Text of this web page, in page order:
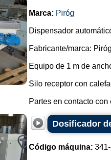
Marca: Piróg
Dispensador
Fabricante/marca:
Equipo de 1 m de
Silo receptor con
Partes en contacto
Dosificador
Código máquina: